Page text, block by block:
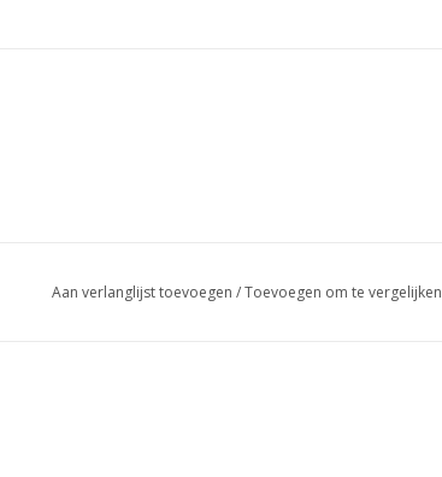
Aan verlanglijst toevoegen /Toevoegen om te vergelijken